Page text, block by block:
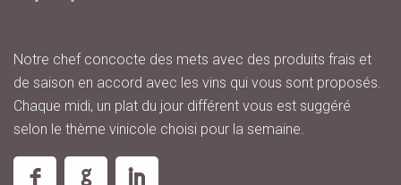
Notre chef concocte des mets avec des produits frais et
de saison en accord avec les vins qui vous sont proposés.
Chaque midi, un plat du jour différent vous est suggéré
selon le thème vinicole choisi pour la semaine.